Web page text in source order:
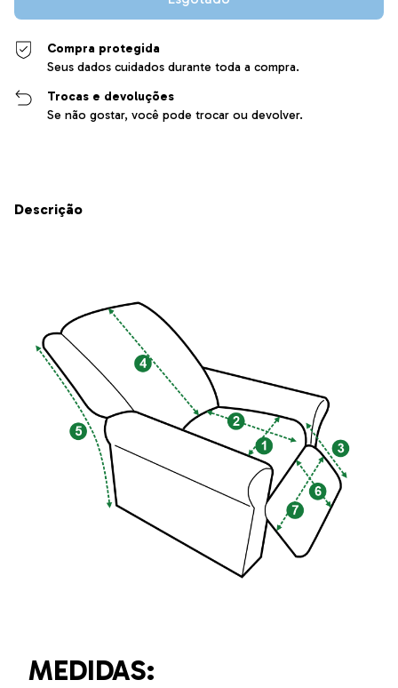
Compra protegida
Seus dados cuidados durante toda a compra.
Trocas e devoluções
Se não gostar, você pode trocar ou devolver.
Descrição
MEDIDAS: